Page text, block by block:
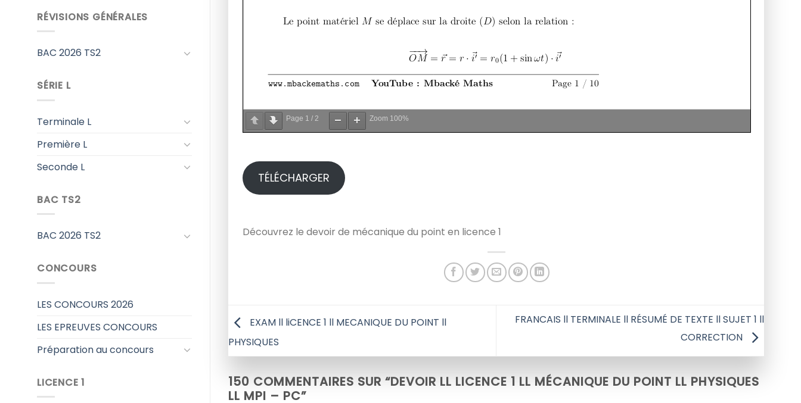
RÉVISIONS GÉNÉRALES
BAC 2026 TS2
SÉRIE L
Terminale L
Première L
Seconde L
BAC TS2
BAC 2026 TS2
CONCOURS
LES CONCOURS 2026
LES EPREUVES CONCOURS
Préparation au concours
LICENCE 1
Page 1 / 2 Zoom 100%
TÉLÉCHARGER
Découvrez le devoir de mécanique du point en licence 1
EXAM ll liCENCE 1 ll MECANIQUE DU POINT ll
PHYSIQUES
FRANCAIS ll TERMINALE ll RÉSUMÉ DE TEXTE ll SUJET 1 ll
CORRECTION
150 COMMENTAIRES SUR “DEVOIR LL LICENCE 1 LL MÉCANIQUE DU POINT LL PHYSIQUES
LL MPI – PC”